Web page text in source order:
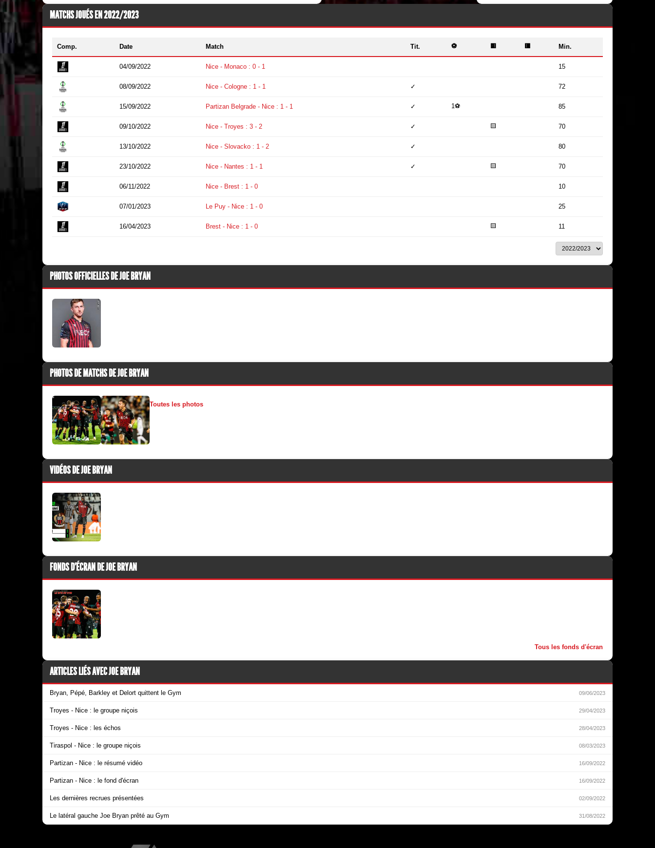
MATCHS JOUÉS EN 2022/2023
Comp. Date Match Tit. ⚽ 🟨 🟥 Min.
04/09/2022 Nice - Monaco : 0 - 1 15
08/09/2022 Nice - Cologne : 1 - 1 ✓ 72
15/09/2022 Partizan Belgrade - Nice : 1 - 1 ✓ 1⚽ 85
09/10/2022 Nice - Troyes : 3 - 2 ✓ 🟨 70
13/10/2022 Nice - Slovacko : 1 - 2 ✓ 80
23/10/2022 Nice - Nantes : 1 - 1 ✓ 🟨 70
06/11/2022 Nice - Brest : 1 - 0 10
07/01/2023 Le Puy - Nice : 1 - 0 25
16/04/2023 Brest - Nice : 1 - 0 🟨 11
PHOTOS OFFICIELLES DE JOE BRYAN
PHOTOS DE MATCHS DE JOE BRYAN
Toutes les photos
VIDÉOS DE JOE BRYAN
FONDS D'ÉCRAN DE JOE BRYAN
Tous les fonds d'écran
ARTICLES LIÉS AVEC JOE BRYAN
Bryan, Pépé, Barkley et Delort quittent le Gym 09/06/2023
Troyes - Nice : le groupe niçois 29/04/2023
Troyes - Nice : les échos 28/04/2023
Tiraspol - Nice : le groupe niçois 08/03/2023
Partizan - Nice : le résumé vidéo 16/09/2022
Partizan - Nice : le fond d'écran 16/09/2022
Les dernières recrues présentées 02/09/2022
Le latéral gauche Joe Bryan prêté au Gym 31/08/2022